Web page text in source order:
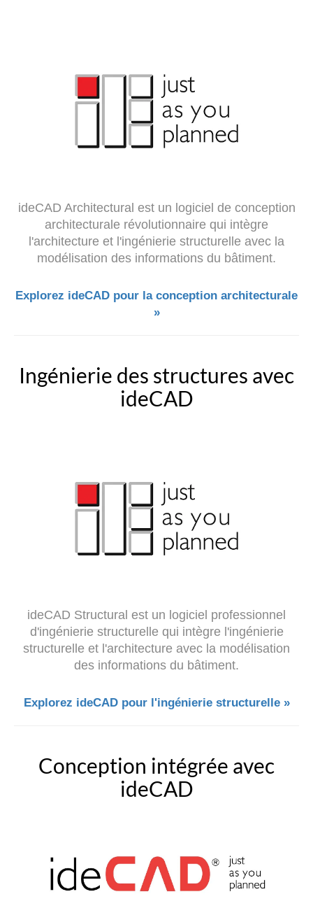
ideCAD Architectural est un logiciel de conception
architecturale révolutionnaire qui intègre
l'architecture et l'ingénierie structurelle avec la
modélisation des informations du bâtiment.
Explorez ideCAD pour la conception architecturale
»
Ingénierie des structures avec
ideCAD
ideCAD Structural est un logiciel professionnel
d'ingénierie structurelle qui intègre l'ingénierie
structurelle et l'architecture avec la modélisation
des informations du bâtiment.
Explorez ideCAD pour l'ingénierie structurelle »
Conception intégrée avec
ideCAD